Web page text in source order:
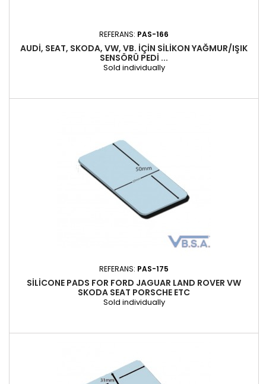
REFERANS: PAS-166
AUDI, SEAT, SKODA, VW, VB. IÇIN SILIKON YAĞMUR/IŞIK
SENSÖRÜ PEDI ...
Sold individually
REFERANS: PAS-175
SILICONE PADS FOR FORD JAGUAR LAND ROVER VW
SKODA SEAT PORSCHE ETC
Sold individually